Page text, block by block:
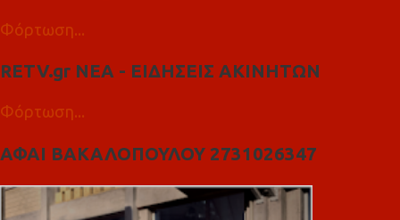
Φόρτωση...
RETV.gr ΝΕΑ - ΕΙΔΗΣΕΙΣ ΑΚΙΝΗΤΩΝ
Φόρτωση...
ΑΦΑΙ ΒΑΚΑΛΟΠΟΥΛΟΥ 2731026347